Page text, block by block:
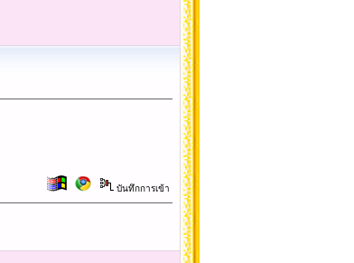
บันทึกการเข้า